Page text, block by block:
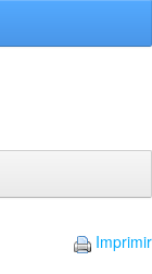
Imprimir